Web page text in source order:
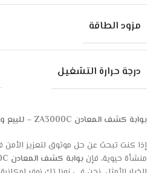
بوابة كشف المعادن ZA3000C – للبيع والتأجير من زونا تك
إذا كنت تبحث عن حل موثوق لتعزيز
منشأة حيوية، فإنبوابة كشف المعادن ZA3000C
مزود الطاقة
درجة حرارة التشغيل